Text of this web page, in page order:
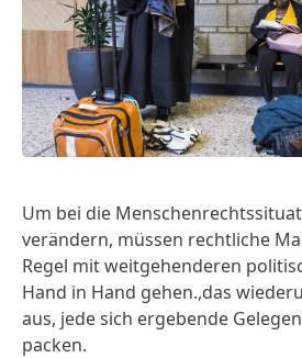
Um bei die
verändern, müssen rechtliche
Regel mit weitgehenderen
Hand in Hand gehen.,das
aus, jede sich ergebende
packen.